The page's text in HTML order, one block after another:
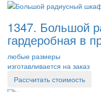
1347. Большой
гардеробная в
любые размеры
изготавливается на заказ
Рассчитать стоимость